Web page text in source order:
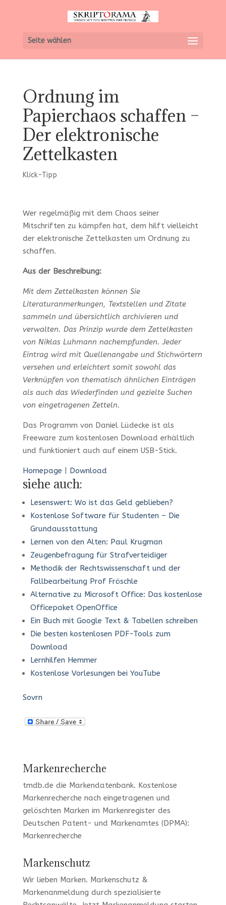
Seite wählen
Ordnung im
Papierchaos schaffen –
Der elektronische
Zettelkasten
Klick-Tipp
Wer regelmäßig mit dem Chaos seiner
Mitschriften zu kämpfen hat, dem hilft vielleicht
der elektronische Zettelkasten um Ordnung zu
schaffen.
Aus der Beschreibung:
Mit dem Zettelkasten können Sie
Literaturanmerkungen, Textstellen und Zitate
sammeln und übersichtlich archivieren und
verwalten. Das Prinzip wurde dem Zettelkasten
von Niklas Luhmann nachempfunden. Jeder
Eintrag wird mit Quellenangabe und Stichwörtern
versehen und erleichtert somit sowohl das
Verknüpfen von thematisch ähnlichen Einträgen
als auch das Wiederfinden und gezielte Suchen
von eingetragenen Zetteln.
Das Programm von Daniel Lüdecke ist als
Freeware zum kostenlosen Download erhältlich
und funktioniert auch auf einem USB-Stick.
Homepage Download
siehe auch:
Lesenswert: Wo ist das Geld geblieben?
Kostenlose Software für Studenten – Die
Grundausstattung
Lernen von den Alten: Paul Krugman
Zeugenbefragung für Strafverteidiger
Methodik der Rechtswissenschaft und der
Fallbearbeitung Prof Fröschle
Alternative zu Microsoft Office: Das kostenlose
Officepaket OpenOffice
Ein Buch mit Google Text & Tabellen schreiben
Die besten kostenlosen PDF-Tools zum
Download
Lernhilfen Hemmer
Kostenlose Vorlesungen bei YouTube
Sovrn
Markenrecherche
tmdb.de die Markendatenbank. Kostenlose
Markenrecherche nach eingetragenen und
gelöschten Marken im Markenregister des
Deutschen Patent- und Markenamtes (DPMA):
Markenrecherche
Markenschutz
Wir lieben Marken. Markenschutz &
Markenanmeldung durch spezialisierte